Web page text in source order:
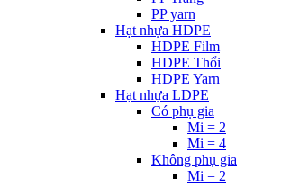
PP yarn
Hạt nhựa HDPE
HDPE Film
HDPE Thổi
HDPE Yarn
Hạt nhựa LDPE
Có phụ gia
Mi = 2
Mi = 4
Không phụ gia
Mi = 2